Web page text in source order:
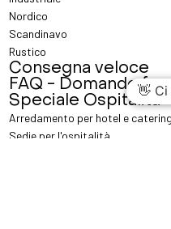
Nordico
Scandinavo
Rustico
Consegna veloce
FAQ - Domande
Speciale Ospitalità
Arredamento per hotel e catering
Sedie per l'ospitalità
👋 Ci